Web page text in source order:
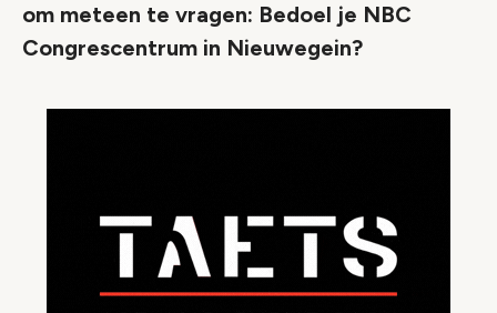
om meteen te vragen: Bedoel je NBC
Congrescentrum in Nieuwegein?